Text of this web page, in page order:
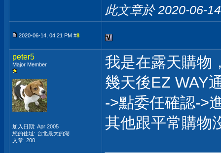
此文章於 2020-06-
2020-06-14, 04:21 PM #8
peter5
Major Member
加入日期: Apr 2005
您的住址: 台北最大的湖
文章: 200
我是在露天購物
幾天後EZ WAY
->點委任確認->
其他跟平常購物